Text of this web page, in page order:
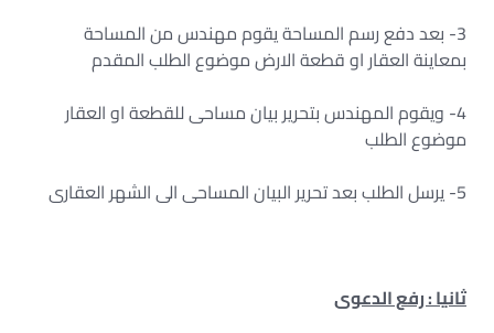
3- بعد دفع رسم المساحة يقوم مهندس من المساحة
بمعاينة العقار او قطعة الارض موضوع الطلب المقدم
4- ويقوم المهندس بتحرير بيان مساحى للقطعة او العقار
موضوع الطلب
5- يرسل الطلب بعد تحرير البيان المساحى الى الشهر العقارى
ثانيا : رفع الدعوى